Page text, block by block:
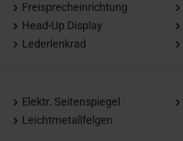
Freisprecheinrichtung
Head-Up Display
Lederlenkrad
Elektr. Seitenspiegel
Leichtmetallfelgen